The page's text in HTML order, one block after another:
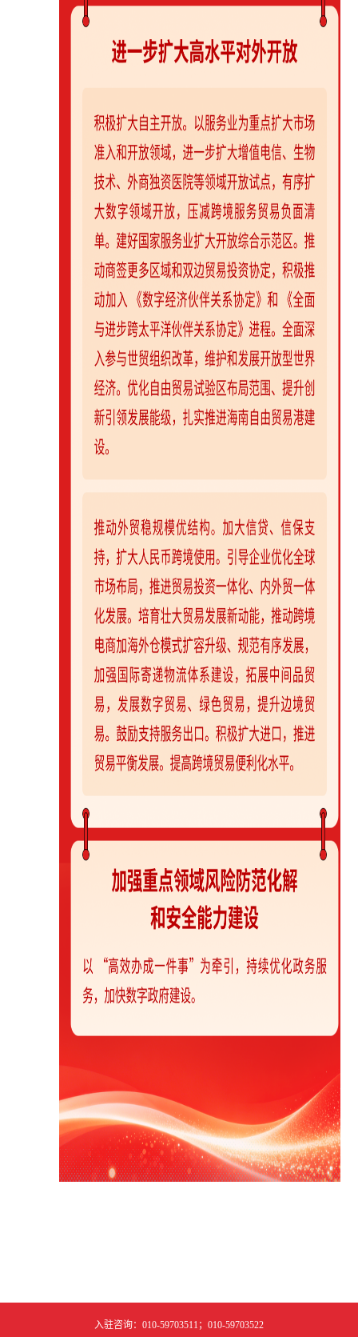
入驻咨询：010-59703511；010-59703522